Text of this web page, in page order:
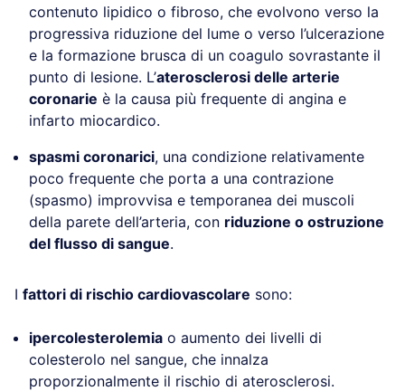
contenuto lipidico o fibroso, che evolvono verso la
progressiva riduzione del lume o verso l’ulcerazione
e la formazione brusca di un coagulo sovrastante il
punto di lesione. L’aterosclerosi delle arterie
coronarie è la causa più frequente di angina e
infarto miocardico.
spasmi coronarici, una condizione relativamente
poco frequente che porta a una contrazione
(spasmo) improvvisa e temporanea dei muscoli
della parete dell’arteria, con riduzione o ostruzione
del flusso di sangue.
I fattori di rischio cardiovascolare sono:
ipercolesterolemia o aumento dei livelli di
colesterolo nel sangue, che innalza
proporzionalmente il rischio di aterosclerosi.